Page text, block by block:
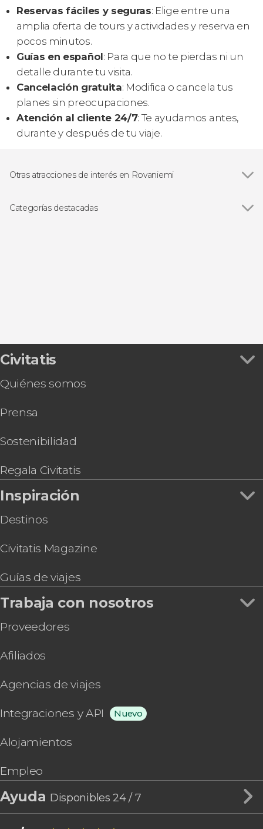
Reservas fáciles y seguras: Elige entre una
amplia oferta de tours y actividades y reserva en
pocos minutos.
Guías en español: Para que no te pierdas ni un
detalle durante tu visita.
Cancelación gratuita: Modifica o cancela tus
planes sin preocupaciones.
Atención al cliente 24/7: Te ayudamos antes,
durante y después de tu viaje.
Otras atracciones de interés en Rovaniemi
Categorías destacadas
Civitatis
Quiénes somos
Prensa
Sostenibilidad
Regala Civitatis
Inspiración
Destinos
Civitatis Magazine
Guías de viajes
Trabaja con nosotros
Proveedores
Afiliados
Agencias de viajes
Integraciones y API Nuevo
Alojamientos
Empleo
Ayuda Disponibles 24 / 7